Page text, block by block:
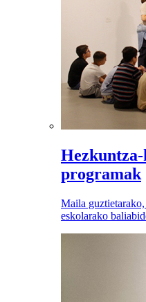
programak
Maila
eskolarako